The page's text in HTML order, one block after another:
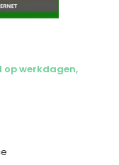
op werkdagen,